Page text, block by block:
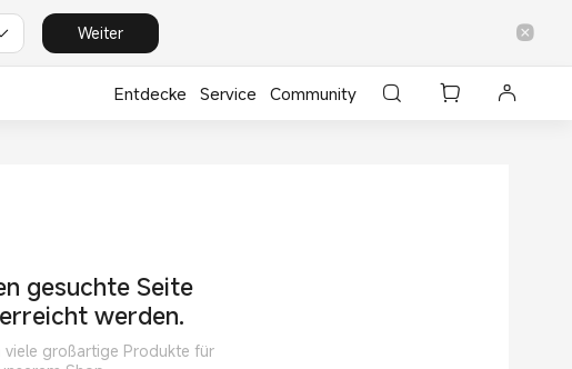
Weiter
Entdecke ⁣Service Community
gesuchte Seite
werden.
großartige Produkte für